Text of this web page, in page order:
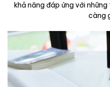
khả năng đáp ứng với
càng